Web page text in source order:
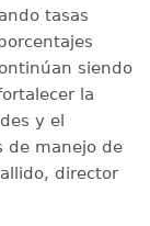
tasas
siendo
la
y el
de manejo de
director